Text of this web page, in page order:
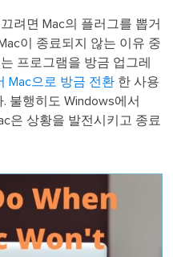
려면 Mac의 플러그를 뽑거
이 종료되지 않는 이유 중
프로그램을 방금 업그레
Mac으로 방금 전환 한 사용
불행히도 Windows에서
은 상황을 발전시키고 종료